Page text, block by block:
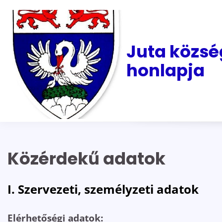
content
Juta
honlapja
Közérdekű adatok
I. Szervezeti, személyzeti adatok
Elérhetőségi adatok: